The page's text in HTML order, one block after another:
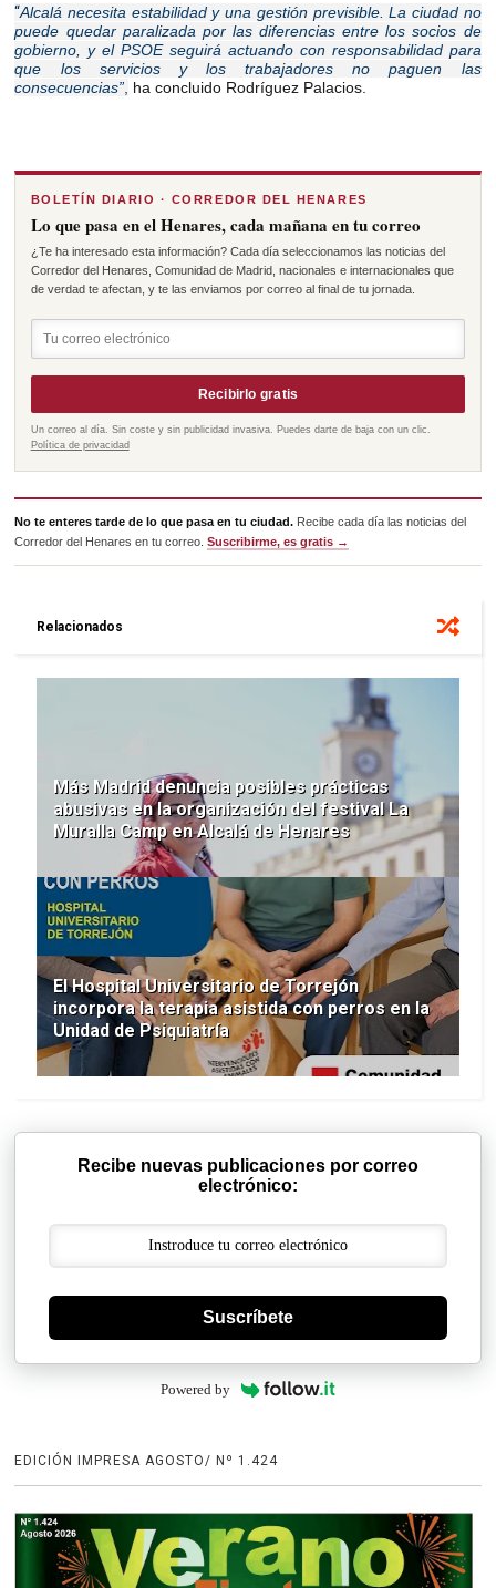
“Alcalá necesita estabilidad y una gestión previsible. La ciudad no
puede quedar paralizada por las diferencias entre los socios de
gobierno, y el PSOE seguirá actuando con responsabilidad para
que los servicios y los trabajadores no paguen las
consecuencias” ha concluido Rodríguez Palacios.
BOLETÍN DIARIO · CORREDOR DEL HENARES
Lo que pasa en el Henares, cada mañana en tu correo
¿Te ha interesado esta información? Cada día seleccionamos las noticias del
Corredor del Henares, Comunidad de Madrid, nacionales e internacionales que
de verdad te afectan, y te las enviamos por correo al final de tu jornada.
Recibirlo gratis
Un correo al día. Sin coste y sin publicidad invasiva. Puedes darte de baja con un clic.
Política de privacidad
No te enteres tarde de lo que pasa en tu ciudad. Recibe cada día las noticias del
Corredor del Henares en tu correo.Suscribirme, es gratis →
Relacionados
Más Madrid denuncia posibles prácticas
abusivas en la organización del festival La
Muralla Camp en Alcalá de Henares
El Hospital Universitario de Torrejón
incorpora la terapia asistida con perros en la
Unidad de Psiquiatría
Recibe nuevas publicaciones por correo
electrónico:
Suscríbete
Powered by
EDICIÓN IMPRESA AGOSTO/ Nº 1.424